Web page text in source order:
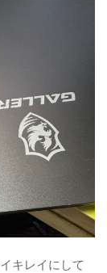
キレイにして